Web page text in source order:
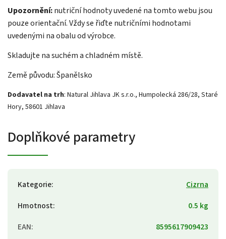
Upozornění:nutriční hodnoty uvedené na tomto webu jsou
pouze orientační. Vždy se řiďte nutričními hodnotami
uvedenými na obalu od výrobce.
Skladujte na suchém a chladném místě.
Země původu: Španělsko
Dodavatel na trh: Natural Jihlava JK s.r.o., Humpolecká 286/28, Staré
Hory, 58601 Jihlava
Doplňkové parametry
Kategorie:
Cizrna
Hmotnost:
0.5 kg
EAN: 8595617909423